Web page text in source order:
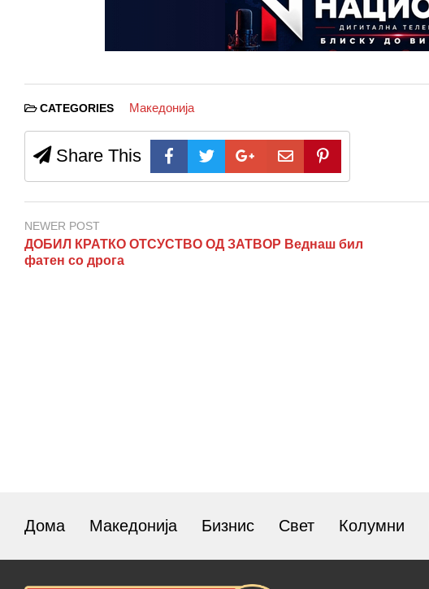
CATEGORIES Македонија
Share This
NEWER POST
ДОБИЛ КРАТКО ОТСУСТВО ОД ЗАТВОР Веднаш бил
фатен со дрога
Дома Македонија Бизнис Свет Колумни